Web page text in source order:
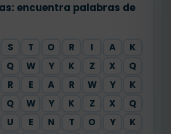
encuentra palabras de
S T O R I A
K
Q W Y K Z X
Q
R E A R W Y
K
Q W Y K Z X
Q
U E N T O Y
K